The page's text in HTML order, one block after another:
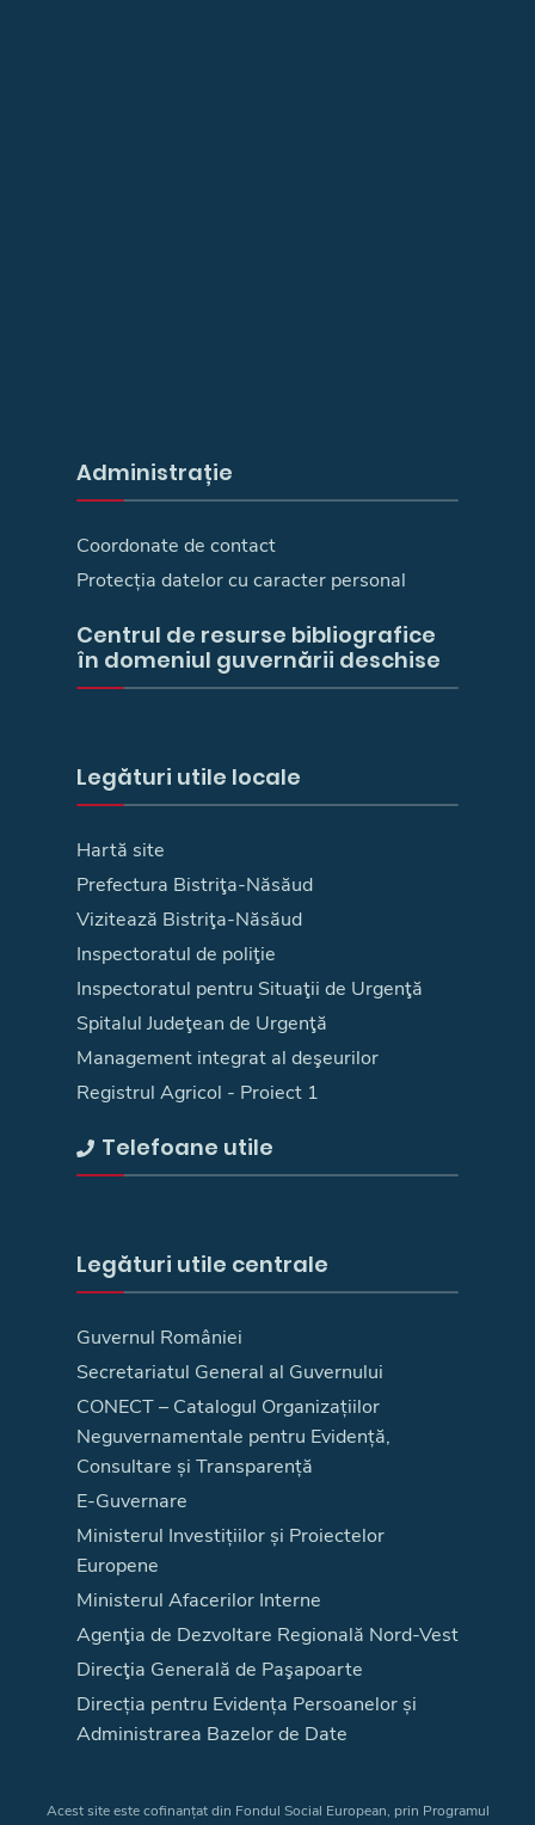
Administrație
Coordonate de contact
Protecția datelor cu caracter personal
Centrul de resurse bibliografice
în domeniul guvernării deschise
Legături utile locale
Hartă site
Prefectura Bistriţa-Năsăud
Vizitează Bistriţa-Năsăud
Inspectoratul de poliţie
Inspectoratul pentru Situaţii de Urgenţă
Spitalul Judeţean de Urgenţă
Management integrat al deşeurilor
Registrul Agricol - Proiect 1
Telefoane utile
Legături utile centrale
Guvernul României
Secretariatul General al Guvernului
CONECT – Catalogul Organizațiilor
Neguvernamentale pentru Evidență,
Consultare și Transparență
E-Guvernare
Ministerul Investițiilor și Proiectelor
Europene
Ministerul Afacerilor Interne
Agenţia de Dezvoltare Regională Nord-Vest
Direcţia Generală de Paşapoarte
Direcția pentru Evidența Persoanelor și
Administrarea Bazelor de Date
Acest site este cofinanțat din Fondul Social European, prin Programul